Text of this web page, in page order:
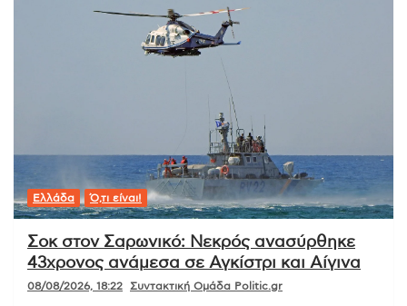
Ελλάδα Ό,τι είναι!
Σοκ στον Σαρωνικό: Νεκρός ανασύρθηκε
43χρονος ανάμεσα σε Αγκίστρι και Αίγινα
08/08/2026, 18:22 Συντακτική Ομάδα Politic.gr